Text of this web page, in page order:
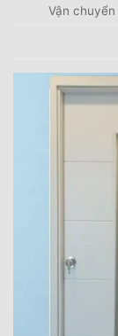
Vận chuyển